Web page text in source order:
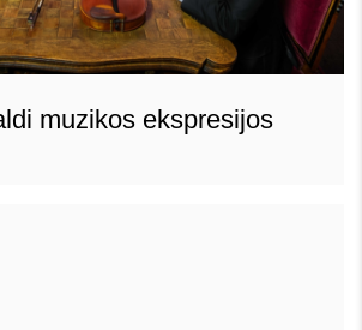
muzikos ekspresijos